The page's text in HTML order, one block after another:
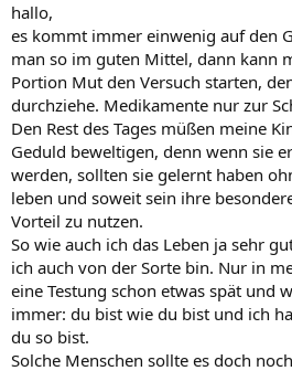
hallo,
es kommt immer einwenig auf den
man so im guten Mittel, dann kann
Portion Mut den Versuch starten,
durchziehe. Medikamente nur zur
Den Rest des Tages müßen meine
Geduld beweltigen, denn wenn sie
werden, sollten sie gelernt haben
leben und soweit sein ihre
Vorteil zu nutzen.
So wie auch ich das Leben ja sehr
ich auch von der Sorte bin. Nur in
eine Testung schon etwas spät und
immer: du bist wie du bist und ich
du so bist.
Solche Menschen sollte es doch